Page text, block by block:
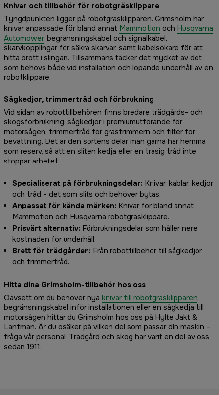
Knivar och tillbehör för robotgräsklippare
Tyngdpunkten ligger på robotgräsklipparen. Grimsholm har
knivar anpassade för bland annat Mammotion och Husqvarna
Automower, begränsningskabel och signalkabel,
skarvkopplingar för säkra skarvar, samt kabelsökare för att
hitta brott i slingan. Tillsammans täcker det mycket av det
som behövs både vid installation och löpande underhåll av en
robotklippare.
Sågkedjor, trimmertråd och förbrukning
Vid sidan av robottillbehören finns bredare trädgårds- och
skogsförbrukning: sågkedjor i premiumutförande för
motorsågen, trimmertråd för grästrimmern och filter för
bevattning. Det är den sortens delar man gärna har hemma
som reserv, så att en sliten kedja eller en trasig tråd inte
stoppar arbetet.
Specialiserat på förbrukningsdelar: Knivar, kablar, kedjor
och tråd – det som slits och behöver bytas.
Anpassat för kända märken: Knivar för bland annat
Mammotion och Husqvarna robotgräsklippare.
Prisvärt alternativ: Förbrukningsdelar som håller nere
kostnaden för underhåll.
Brett för trädgården: Från robottillbehör till sågkedjor
och trimmertråd.
Hitta dina Grimsholm-tillbehör hos oss
Oavsett om du behöver nya knivar till robotgräsklipparen,
begränsningskabel inför installationen eller en sågkedja till
motorsågen hittar du Grimsholm hos oss på Hylte Jakt &
Lantman. Är du osäker på vilken del som passar din maskin –
fråga vår personal. Trädgård och skog har varit en del av oss
sedan 1911.